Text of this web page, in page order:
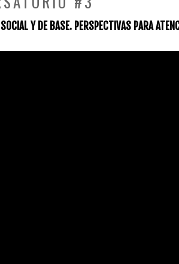
Y DE BASE. PERSPECTIVAS PARA